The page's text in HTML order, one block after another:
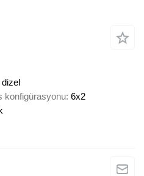
dizel
konfigürasyonu 6x2